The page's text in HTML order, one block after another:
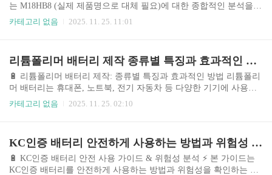
니다. 본 정보는 일반적인 정보 제공을 목적으로 하며, 의학적 조언
으로 간주되어서는 안됩니다. 건강 문제가 있는 경우 의사와 상담하
십시오. 🤔 주제..
는 M18HB8 (실제 제품명으로 대체 필요)에 대한 종합적인 분석을
제공합니다. M18HB8이 무엇인지, 어떤 종류가 있는지, 그리고 어떤
결정에 실질적인 도움을 드릴 수 있도록 최선을 다했습니다. 이 가이
드를 통해 여러분의 현명한 선택을 돕고자 합니다. (M18HB8의 실제
의미와 시장 상황에 대한 설명 300자 이상 추가 필요) 🤔 주제의 중
요성 및 시의성 M18HB8 (..
카테고리 없음 2025. 11. 25. 11:01
리튬폴리머 배터리 제작 종류별 특징과 효과적인 제작 방법
🔋 리튬폴리머 배터리 제작: 종류별 특징과 효과적인 방법 리튬폴리
머 배터리는 휴대폰, 노트북, 전기 자동차 등 다양한 기기에 사용되
는 필수 부품입니다. 최근 전기차 시장의 급성장과 더불어 에너지 저
고성능 배터리 개발이 활발하게 진행되고 있습니다. 현재 시장은 다
양한 종류의 리튬폴리머 배터리와 제작 기술로 경쟁이 치열하며, 각
기술의 장단점을 정확히 이해하고 최적의 제작 방법을 선택하는 것
카테고리 없음 2025. 11. 25. 02:10
KC인증 배터리 안전하게 사용하는 방법과 위험성 확인하기
🔋 KC인증 배터리 안전 사용 가이드 & 위험성 분석 ⚡️ 본 가이드는
KC인증 배터리를 안전하게 사용하는 방법과 위험성을 확인하는 방